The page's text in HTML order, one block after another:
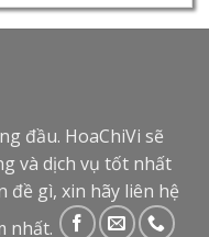
đầu. HoaChiVi sẽ
và dịch vụ tốt nhất
đề gì, xin hãy liên hệ
nhất.